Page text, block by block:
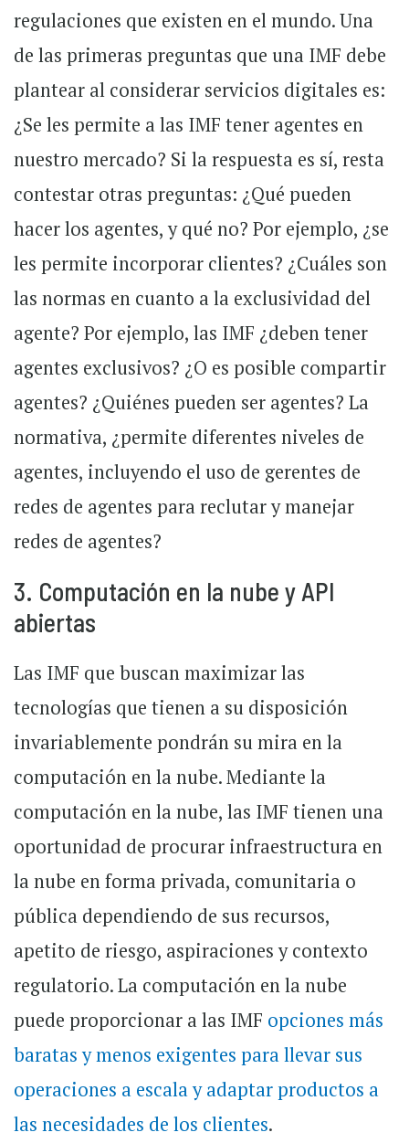
regulaciones que existen en el mundo. Una
de las primeras preguntas que una IMF debe
plantear al considerar servicios digitales es:
¿Se les permite a las IMF tener agentes en
nuestro mercado? Si la respuesta es sí, resta
contestar otras preguntas: ¿Qué pueden
hacer los agentes, y qué no? Por ejemplo, ¿se
les permite incorporar clientes? ¿Cuáles son
las normas en cuanto a la exclusividad del
agente? Por ejemplo, las IMF ¿deben tener
agentes exclusivos? ¿O es posible compartir
agentes? ¿Quiénes pueden ser agentes? La
normativa, ¿permite diferentes niveles de
agentes, incluyendo el uso de gerentes de
redes de agentes para reclutar y manejar
redes de agentes?
3. Computación en la nube y API
abiertas
Las IMF que buscan maximizar las
tecnologías que tienen a su disposición
invariablemente pondrán su mira en la
computación en la nube. Mediante la
computación en la nube, las IMF tienen una
oportunidad de procurar infraestructura en
la nube en forma privada, comunitaria o
pública dependiendo de sus recursos,
apetito de riesgo, aspiraciones y contexto
regulatorio. La computación en la nube
puede proporcionar a las IMF opciones más
baratas y menos exigentes para llevar sus
operaciones a escala y adaptar productos a
las necesidades de los clientes.